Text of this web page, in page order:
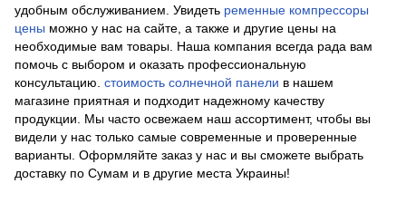
удобным обслуживанием. Увидеть ременные компрессоры
цены можно у нас на сайте, а также и другие цены на
необходимые вам товары. Наша компания всегда рада вам
помочь с выбором и оказать профессиональную
консультацию. стоимость солнечной панели в нашем
магазине приятная и подходит надежному качеству
продукции. Мы часто освежаем наш ассортимент, чтобы вы
видели у нас только самые современные и проверенные
варианты. Оформляйте заказ у нас и вы сможете выбрать
доставку по Сумам и в другие места Украины!